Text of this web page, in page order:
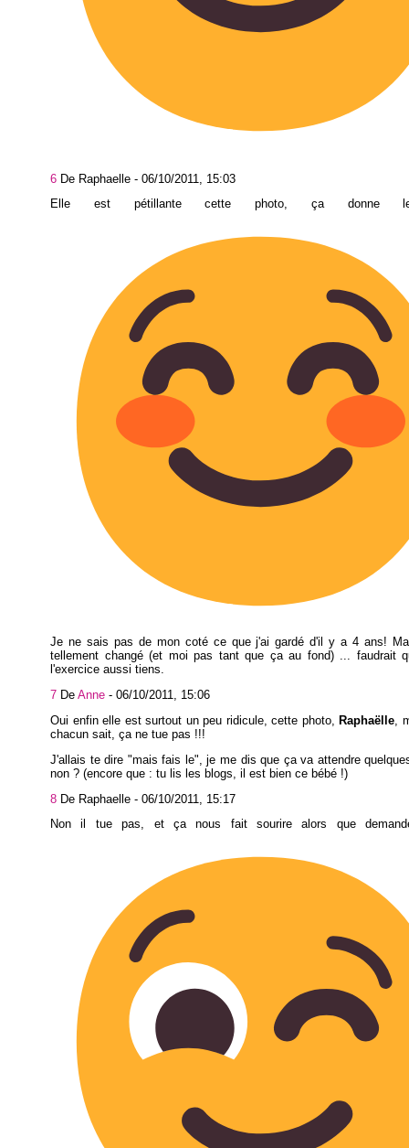
6 De Raphaelle - 06/10/2011, 15:03
Elle est pétillante cette photo, ça donne
Je ne sais pas de mon coté ce que j'ai gardé d'il y a 4 ans!
tellement changé (et moi pas tant que ça au fond) ... faudrait
l'exercice aussi tiens.
7 De Anne - 06/10/2011, 15:06
Oui enfin elle est surtout un peu ridicule, cette photo, Raphaëlle,
chacun sait, ça ne tue pas !!!
J'allais te dire "mais fais le", je me dis que ça va attendre
non ? (encore que : tu lis les blogs, il est bien ce bébé !)
8 De Raphaelle - 06/10/2011, 15:17
Non il tue pas, et ça nous fait sourire alors que